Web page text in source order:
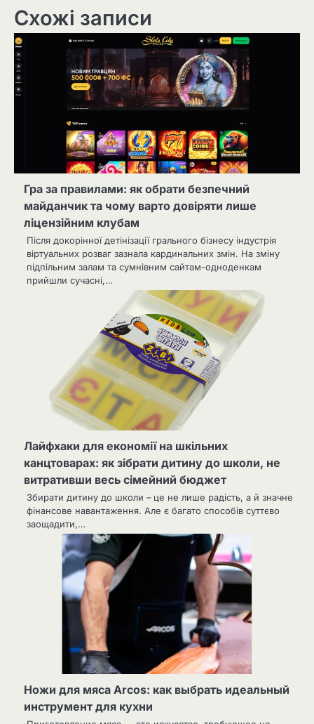
Схожі записи
Гра за правилами: як обрати безпечний
майданчик та чому варто довіряти лише
ліцензійним клубам
Після докорінної детінізації грального бізнесу індустрія
віртуальних розваг зазнала кардинальних змін. На зміну
підпільним залам та сумнівним сайтам-одноденкам
прийшли сучасні,…
Лайфхаки для економії на шкільних
канцтоварах: як зібрати дитину до школи, не
витративши весь сімейний бюджет
Збирати дитину до школи – це не лише радість, а й значне
фінансове навантаження. Але є багато способів суттєво
заощадити,…
Ножи для мяса Arcos: как выбрать идеальный
инструмент для кухни